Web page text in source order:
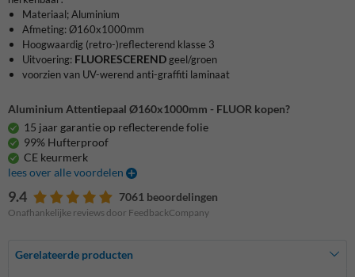
Materiaal; Aluminium
Afmeting: Ø160x1000mm
Hoogwaardig (retro-)reflecterend klasse 3
Uitvoering: FLUORESCEREND geel/groen
voorzien van UV-werend anti-graffiti laminaat
Aluminium Attentiepaal Ø160x1000mm - FLUOR kopen?
15 jaar garantie op reflecterende folie
99% Hufterproof
CE keurmerk
lees over alle voordelen
9.4 7061 beoordelingen
Onafhankelijke reviews door FeedbackCompany
Gerelateerde producten